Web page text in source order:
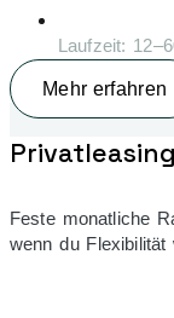
Laufzeit:
Mehr erfahren
Privatleasing
Feste monatliche
wenn du Flexibilität